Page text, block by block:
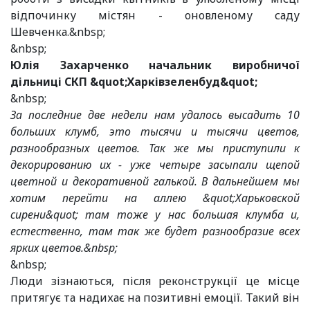
відпочинку містян - оновленому саду
Шевченка.&nbsp;
&nbsp;
Юлія Захарченко начальник виробничої
дільниці СКП &quot;Харківзеленбуд&quot;
&nbsp;
За последние две недели нам удалось высадить 10
больших клумб, это тысячи и тысячи цветов,
разнообразных цветов. Так же мы приступили к
декорированию их - уже четыре засыпали щепой
цветной и декоративной галькой. В дальнейшем мы
хотим перейти на аллею &quot;Харьковской
сирени&quot; там тоже у нас большая клумба и,
естественно, там так же будет разнообразие всех
ярких цветов.&nbsp;
&nbsp;
Люди зізнаються, після реконструкції це місце
притягує та надихає на позитивні емоції. Такий він